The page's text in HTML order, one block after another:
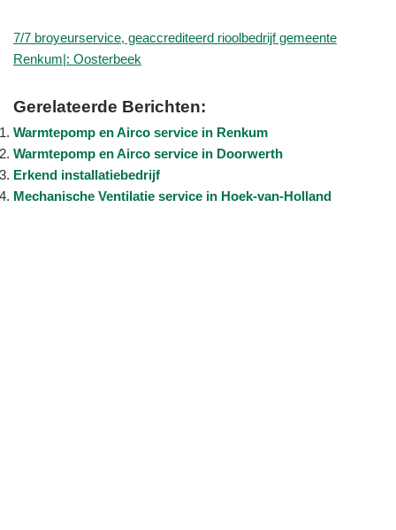
7/7 broyeurservice, geaccrediteerd rioolbedrijf gemeente
Renkum|: Oosterbeek
Gerelateerde Berichten:
Warmtepomp en Airco service in Renkum
Warmtepomp en Airco service in Doorwerth
Erkend installatiebedrijf
Mechanische Ventilatie service in Hoek-van-Holland